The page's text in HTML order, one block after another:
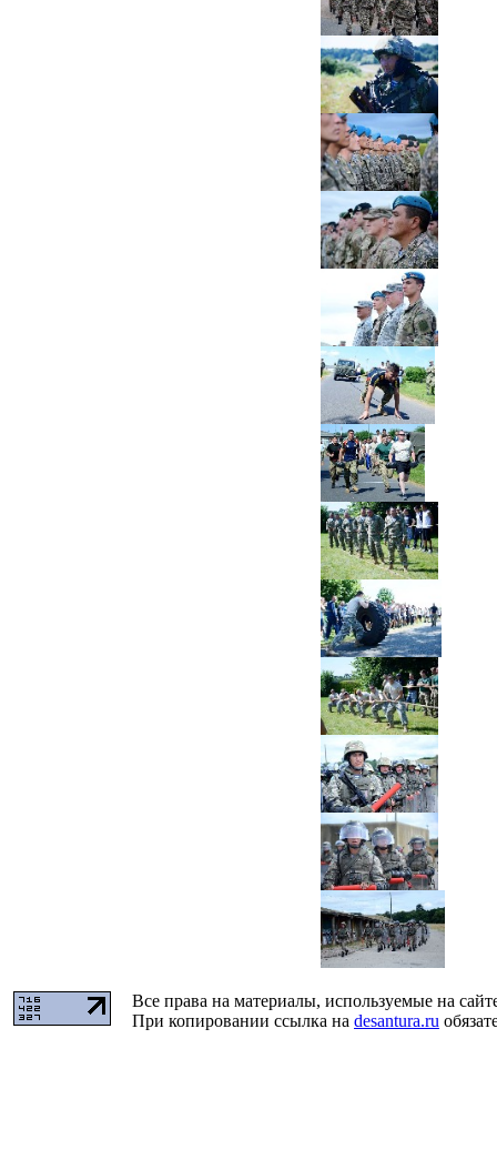
Все права на материалы, используемые на
При копировании ссылка на desantura.ru